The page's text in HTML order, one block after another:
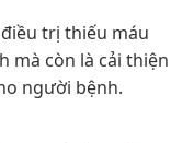
trị thiếu máu
mà còn là cải thiện
người bệnh.